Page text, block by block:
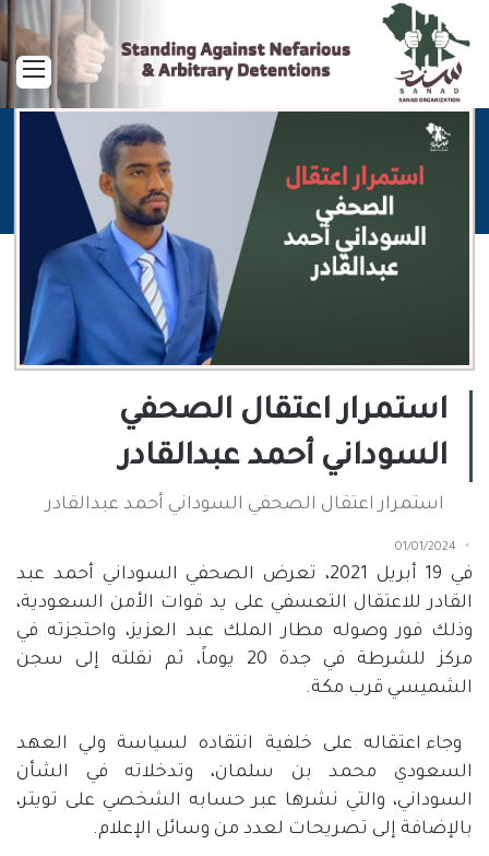
استمرار اعتقال الصحفي
السوداني أحمد عبدالقادر
استمرار اعتقال الصحفي السوداني أحمد عبدالقادر
01/01/2024
في 19 أبريل 2021، تعرض الصحفي السوداني أحمد عبد
القادر للاعتقال التعسفي على يد قوات الأمن السعودية،
وذلك فور وصوله مطار الملك عبد العزيز، واحتجزته في
مركز للشرطة في جدة 20 يوماً، ثم نقلته إلى سجن
الشميسي قرب مكة.
وجاء اعتقاله على خلفية انتقاده لسياسة ولي العهد
السعودي محمد بن سلمان، وتدخلاته في الشأن
السوداني، والتي نشرها عبر حسابه الشخصي على تويتر،
بالإضافة إلى تصريحات لعدد من وسائل الإعلام.